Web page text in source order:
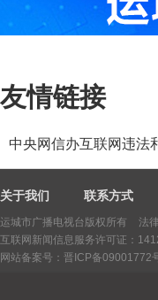
友情链接
中央网信办互联网违法
关于我们 联系方式
运城市广播电视台版权所有
法
互联网新闻信息服务许可证：
网站备案号：晋ICP备09001772